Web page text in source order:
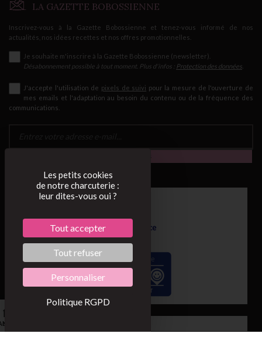
LA GAZETTE BOBOSSIENNE
Inscrivez-vous à la Gazette Bobossienne et tenez-vous informé de nos
actualités, nos idées recettes et nos offres promotionnelles.
Je souhaite m'inscrire à la Gazette Bobossienne (newsletter).
Désabonnement possible à tout moment. Plus d'infos : Protection des données
J'accepte l'utilisation de pixels de suivi pour la mesure de l'ouverture de
mes emails et l'adaptation au besoin du contenu ou de la fréquence des
communications.
Mon compte
Les petits cookies
de notre charcuterie :
leur dites-vous oui ?
Tout accepter
Tout refuser
Personnaliser
Politique RGPD